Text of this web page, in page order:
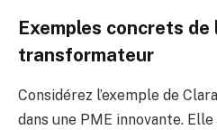
Exemples concrets de
transformateur
Considérez l’exemple de
dans une PME innovante.